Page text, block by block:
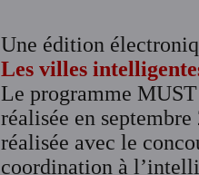
Une édition
Les villes
Le programme
réalisée en
réalisée avec le
coordination à